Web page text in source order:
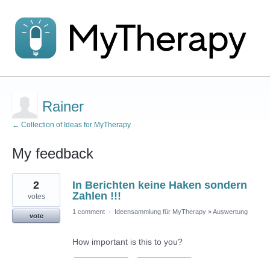
Rainer
← Collection of Ideas for MyTherapy
My feedback
4
results
found
In Berichten keine Haken sondern
Zahlen !!!
2
votes
vote
1 comment · Ideensammlung für MyTherapy »Auswertung
How important is this to you?